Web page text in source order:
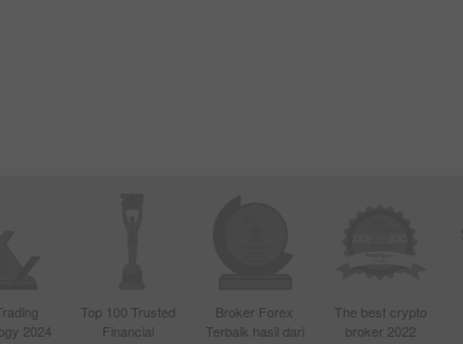
2024
Top 100 Trusted
Financial
Broker Forex
Terbaik hasil dari
The best crypto
broker 2022